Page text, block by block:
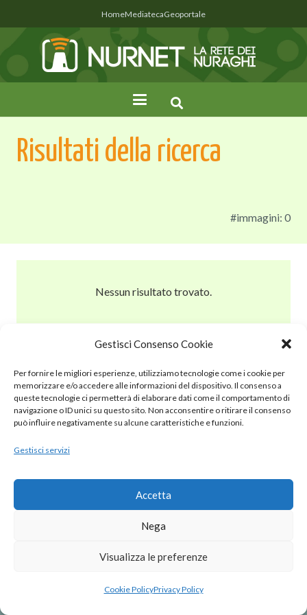
Gestisci Consenso Cookie
Per fornire le migliori esperienze, utilizziamo tecnologie come i cookie per
memorizzare e/o accedere alle informazioni del dispositivo. Il consenso a
queste tecnologie ci permetterà di elaborare dati come il comportamento di
navigazione o ID unici su questo sito. Non acconsentire o ritirare il consenso
può influire negativamente su alcune caratteristiche e funzioni.
Gestisci servizi
Accetta
Nega
Visualizza le preferenze
Cookie PolicyPrivacy Policy
HomeMediatecaGeoportale
Risultati della ricerca
#immagini: 0
Nessun risultato trovato.
antoniopalumbo.it
Cookie Policy (UE)
Privacy Policy